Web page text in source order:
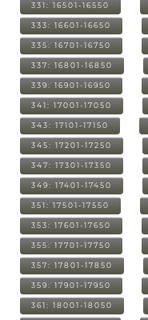
331: 16501-16550
333: 16601-16650
335: 16701-16750
337: 16801-16850
339: 16901-16950
341: 17001-17050
343: 17101-17150
345: 17201-17250
347: 17301-17350
349: 17401-17450
351: 17501-17550
353: 17601-17650
355: 17701-17750
357: 17801-17850
359: 17901-17950
361: 18001-18050